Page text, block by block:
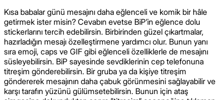
Kısa babalar günü mesajını daha eğlenceli ve komik bir hâle
getirmek ister misin? Cevabın evetse BiP’in eğlence dolu
stickerlarını tercih edebilirsin. Birbirinden güzel çıkartmalar,
hazırladığın mesajı özelleştirmene yardımcı olur. Bunun yanı
sıra emoji, caps ve GIF gibi eğlenceli özelliklerle de mesajını
süsleyebilirsin. BiP sayesinde sevdiklerinin cep telefonuna
titreşim gönderebilirsin. Bir gruba ya da kişiye titreşim
göndererek mesajının daha çabuk görünmesini sağlayabilir ve
karşı tarafın yüzünü gülümsetebilirsin. Bunun için ataş